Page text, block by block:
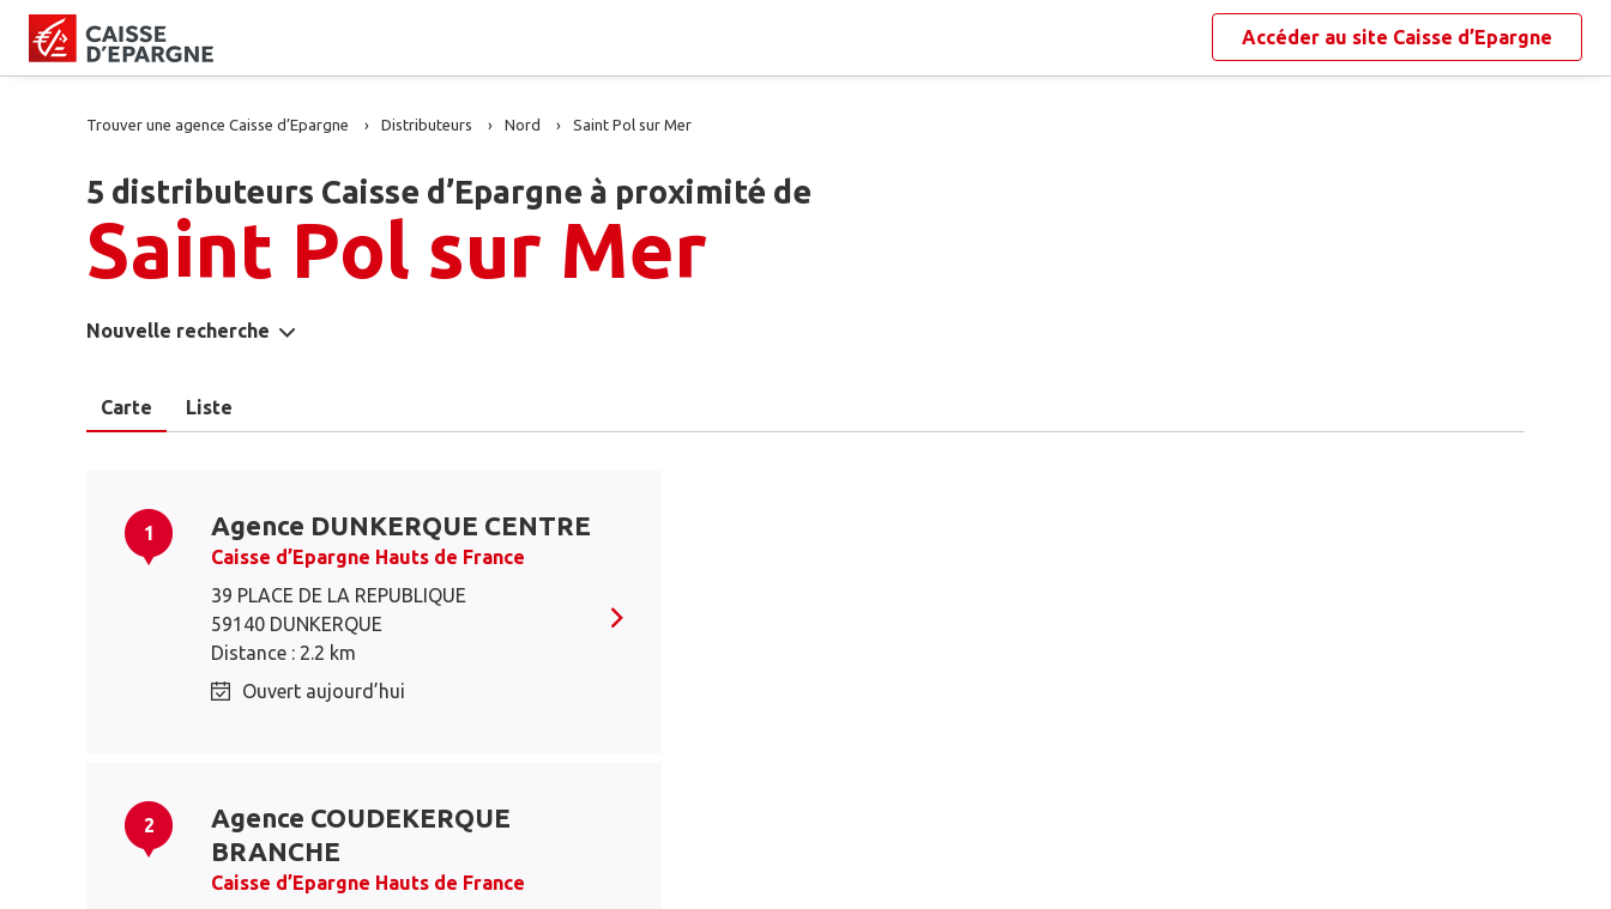
Accéder au site Caisse d’Epargne
Trouver une agence Caisse d’Epargne Distributeurs Nord Saint Pol sur Mer
5 distributeurs Caisse d’Epargne à proximité de
Saint Pol sur Mer
Nouvelle recherche
Carte Liste
1 Agence DUNKERQUE CENTRE
Caisse d’Epargne Hauts de France
39 PLACE DE LA REPUBLIQUE
59140 DUNKERQUE
Distance : 2.2 km
Ouvert aujourd’hui
2
Agence COUDEKERQUE
BRANCHE
Caisse d’Epargne Hauts de France